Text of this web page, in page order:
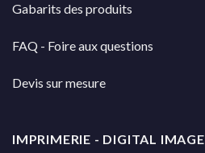
Gabarits des produits
FAQ - Foire aux questions
Devis sur mesure
IMPRIMERIE - DIGITAL IMAGE